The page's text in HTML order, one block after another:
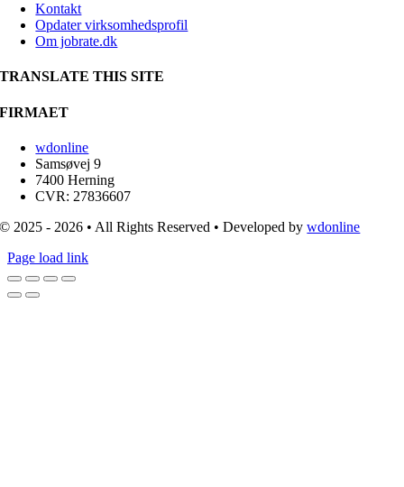
Kontakt
Opdater virksomhedsprofil
Om jobrate.dk
TRANSLATE THIS SITE
FIRMAET
wdonline
Samsøvej 9
7400 Herning
CVR: 27836607
© 2025 - 2026 • All Rights Reserved • Developed bywdonline
Page load link